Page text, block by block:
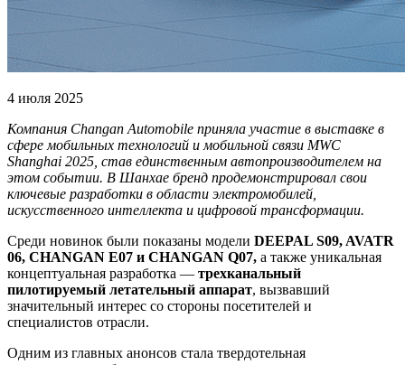
4 июля 2025
Компания Changan Automobile приняла участие в выставке в
сфере мобильных технологий и мобильной связи MWC
Shanghai 2025, став единственным автопроизводителем на
этом событии. В Шанхае бренд продемонстрировал свои
ключевые разработки в области электромобилей,
искусственного интеллекта и цифровой трансформации.
Среди новинок были показаны модели DEEPAL S09, AVATR
06, CHANGAN E07 и CHANGAN Q07, а также уникальная
концептуальная разработка — трехканальный
пилотируемый летательный аппарат, вызвавший
значительный интерес со стороны посетителей и
специалистов отрасли.
Одним из главных анонсов стала твердотельная